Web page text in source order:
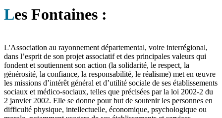
Les Fontaines :
L'Association au rayonnement départemental, voire interrégional,
dans l’esprit de son projet associatif et des principales valeurs qui
fondent et soutiennent son action (la solidarité, le respect, la
générosité, la confiance, la responsabilité, le réalisme) met en œuvre
les missions d’intérêt général et d’utilité sociale de ses établissements
sociaux et médico-sociaux, telles que précisées par la loi 2002-2 du
2 janvier 2002. Elle se donne pour but de soutenir les personnes en
difficulté physique, intellectuelle, économique, psychologique ou